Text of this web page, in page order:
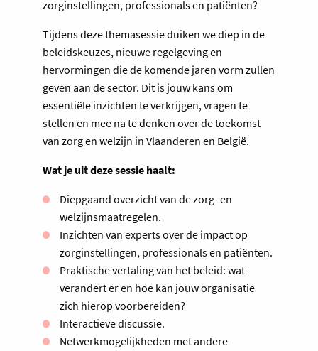
zorginstellingen, professionals en patiënten?
Tijdens deze themasessie duiken we diep in de
beleidskeuzes, nieuwe regelgeving en
hervormingen die de komende jaren vorm zullen
geven aan de sector. Dit is jouw kans om
essentiële inzichten te verkrijgen, vragen te
stellen en mee na te denken over de toekomst
van zorg en welzijn in Vlaanderen en België.
Wat je uit deze sessie haalt:
Diepgaand overzicht van de zorg- en
welzijnsmaatregelen.
Inzichten van experts over de impact op
zorginstellingen, professionals en patiënten.
Praktische vertaling van het beleid: wat
verandert er en hoe kan jouw organisatie
zich hierop voorbereiden?
Interactieve discussie.
Netwerkmogelijkheden met andere